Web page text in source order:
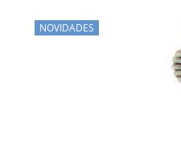
NOVIDADES